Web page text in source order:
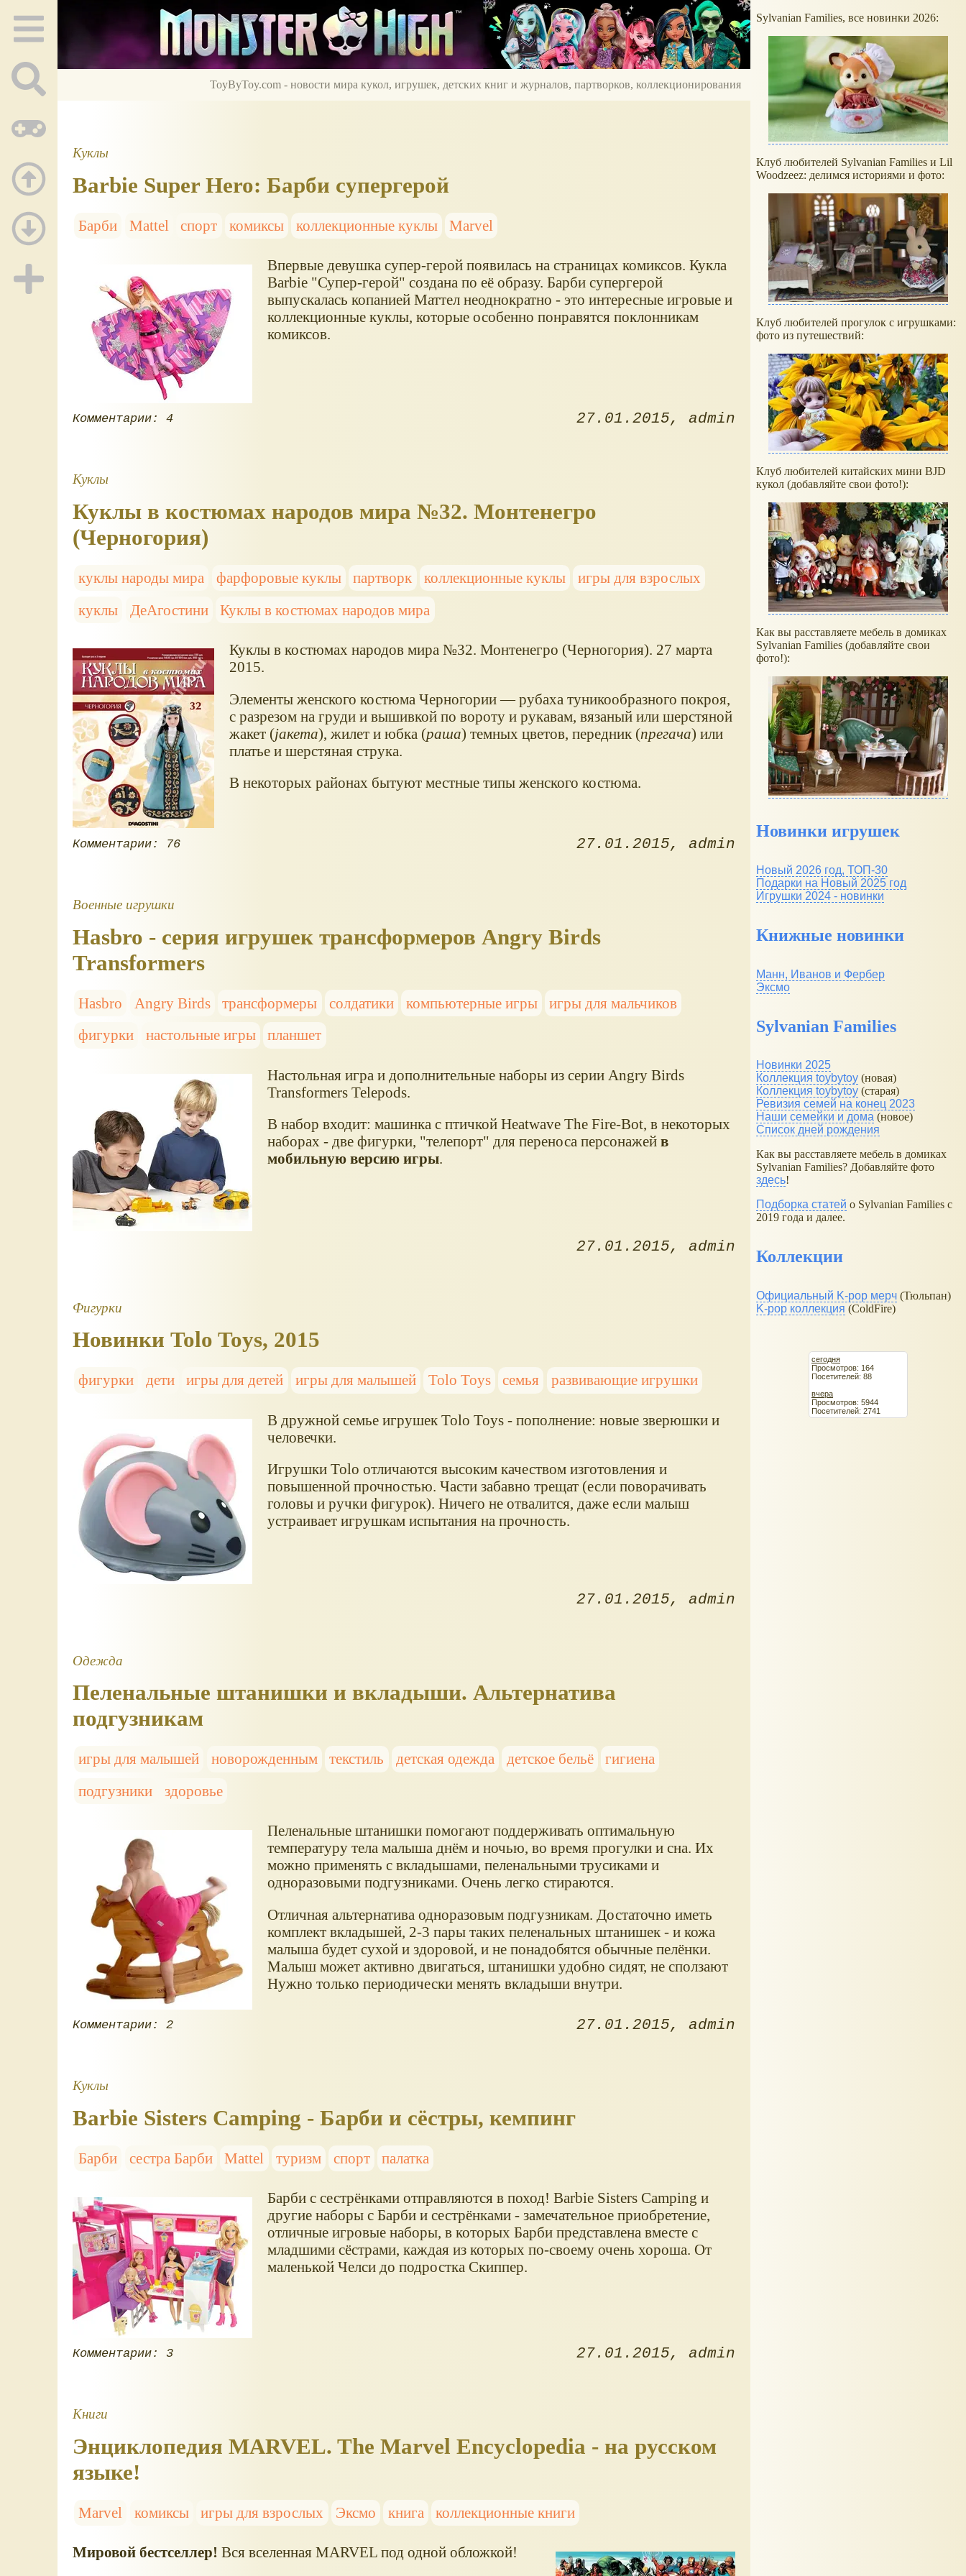
ToyByToy.com - новости мира кукол, игрушек, детских книг и журналов, партворков, коллекционирования
Куклы
Barbie Super Hero: Барби супергерой
Барби Mattel спорт комиксы коллекционные куклы Marvel
Впервые девушка супер-герой появилась на страницах комиксов. Кукла
Barbie "Супер-герой" создана по её образу. Барби супергерой
выпускалась копанией Маттел неоднократно - это интересные игровые и
коллекционные куклы, которые особенно понравятся поклонникам
комиксов.
Комментарии: 4 27.01.2015 admin
Куклы
Куклы в костюмах народов мира №32. Монтенегро
(Черногория)
куклы народы мира фарфоровые куклы партворк коллекционные куклы
игры для взрослых
куклы
ДеАгостини Куклы в костюмах народов мира
Куклы в костюмах народов мира №32. Монтенегро (Черногория). 27 марта
2015.
Элементы женского костюма Черногории — рубаха туникообразного покроя,
с разрезом на груди и вышивкой по вороту и рукавам, вязаный или шерстяной
жакет (jакета), жилет и юбка (раша) темных цветов, передник (прегача) или
платье и шерстяная струка.
В некоторых районах бытуют местные типы женского костюма.
Комментарии: 76 27.01.2015 admin
Военные игрушки
Hasbro - серия игрушек трансформеров Angry Birds
Transformers
Hasbro Angry Birds трансформеры солдатики компьютерные игры
игры для мальчиков
фигурки
настольные игры планшет
Настольная игра и дополнительные наборы из серии Angry Birds
Transformers Telepods.
В набор входит: машинка с птичкой Heatwave The Fire-Bot, в некоторых
наборах - две фигурки, "телепорт" для переноса персонажей в
мобильную версию игры.
27.01.2015 admin
Фигурки
Новинки Tolo Toys, 2015
фигурки дети игры для детей игры для малышей Tolo Toys семья развивающие игрушки
В дружной семье игрушек Tolo Toys - пополнение: новые зверюшки и
человечки.
Игрушки Tolo отличаются высоким качеством изготовления и
повышенной прочностью. Части забавно трещат (если поворачивать
головы и ручки фигурок). Ничего не отвалится, даже если малыш
устраивает игрушкам испытания на прочность.
27.01.2015 admin
Одежда
Пеленальные штанишки и вкладыши. Альтернатива
подгузникам
игры для малышей новорожденным текстиль детская одежда детское бельё
гигиена
подгузники
здоровье
Пеленальные штанишки помогают поддерживать оптимальную
температуру тела малыша днём и ночью, во время прогулки и сна. Их
можно применять с вкладышами, пеленальными трусиками и
одноразовыми подгузниками. Очень легко стираются.
Отличная альтернатива одноразовым подгузникам. Достаточно иметь
комплект вкладышей, 2-3 пары таких пеленальных штанишек - и кожа
малыша будет сухой и здоровой, и не понадобятся обычные пелёнки.
Малыш может активно двигаться, штанишки удобно сидят, не сползают
Нужно только периодически менять вкладыши внутри.
Комментарии: 2 27.01.2015 admin
Куклы
Barbie Sisters Camping - Барби и сёстры, кемпинг
Барби сестра Барби Mattel туризм спорт палатка
Барби с сестрёнками отправляются в поход! Barbie Sisters Camping и
другие наборы с Барби и сестрёнками - замечательное приобретение,
отличные игровые наборы, в которых Барби представлена вместе с
младшими сёстрами, каждая из которых по-своему очень хороша. От
маленькой Челси до подростка Скиппер.
Комментарии: 3 27.01.2015 admin
Книги
Энциклопедия MARVEL. The Marvel Encyclopedia - на русском
языке!
Marvel комиксы игры для взрослых Эксмо книга коллекционные книги
Мировой бестселлер! Вся вселенная MARVEL под одной обложкой!
Sylvanian Families, все новинки 2026:
Клуб любителей Sylvanian Families и Lil
Woodzeez: делимся историями и фото:
Клуб любителей прогулок с игрушками:
фото из путешествий:
Клуб любителей китайских мини BJD
кукол (добавляйте свои фото!):
Как вы расставляете мебель в домиках
Sylvanian Families (добавляйте свои
фото!):
Новинки игрушек
Новый 2026 год, ТОП-30
Подарки на Новый 2025 год
Игрушки 2024 - новинки
Книжные новинки
Манн, Иванов и Фербер
Эксмо
Sylvanian Families
Новинки 2025
Коллекция toybytoy (новая)
Коллекция toybytoy (старая)
Ревизия семей на конец 2023
Наши семейки и дома (новое)
Список дней рождения
Как вы расставляете мебель в домиках
Sylvanian Families? Добавляйте фото
здесь!
Подборка статей о Sylvanian Families с
2019 года и далее.
Коллекции
Официальный K-pop мерч (Тюльпан)
K-pop коллекция (ColdFire)
сегодня
Просмотров: 164
Посетителей: 88
вчера
Просмотров: 5944
Посетителей: 2741